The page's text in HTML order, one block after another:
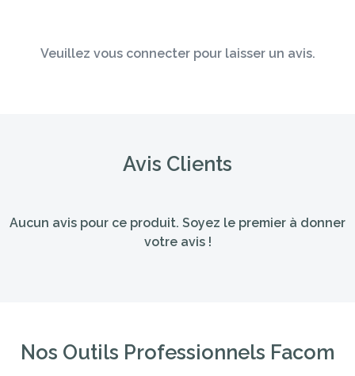
Veuillez vous connecter pour laisser un avis.
Avis Clients
Aucun avis pour ce produit. Soyez le premier à donner
votre avis !
Nos Outils Professionnels Facom